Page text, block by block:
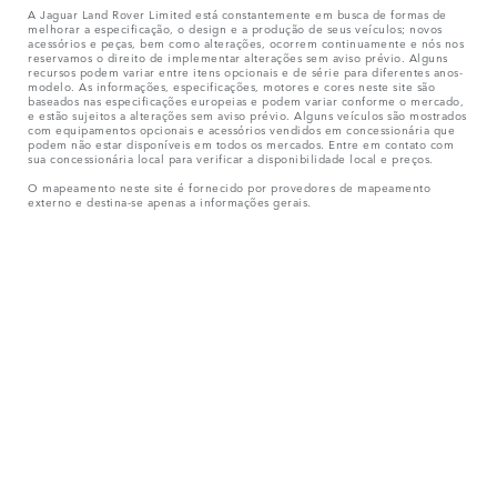
A Jaguar Land Rover Limited está constantemente em busca de formas de
melhorar a especificação, o design e a produção de seus veículos; novos
acessórios e peças, bem como alterações, ocorrem continuamente e nós nos
reservamos o direito de implementar alterações sem aviso prévio. Alguns
recursos podem variar entre itens opcionais e de série para diferentes anos-
modelo. As informações, especificações, motores e cores neste site são
baseados nas especificações europeias e podem variar conforme o mercado,
e estão sujeitos a alterações sem aviso prévio. Alguns veículos são mostrados
com equipamentos opcionais e acessórios vendidos em concessionária que
podem não estar disponíveis em todos os mercados. Entre em contato com
sua concessionária local para verificar a disponibilidade local e preços.
O mapeamento neste site é fornecido por provedores de mapeamento
externo e destina-se apenas a informações gerais.